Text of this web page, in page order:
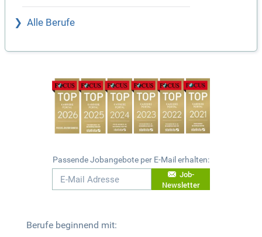
Alle Berufe
Passende Jobangebote per E-Mail erhalten:
Job-
Newsletter
Berufe beginnend mit: